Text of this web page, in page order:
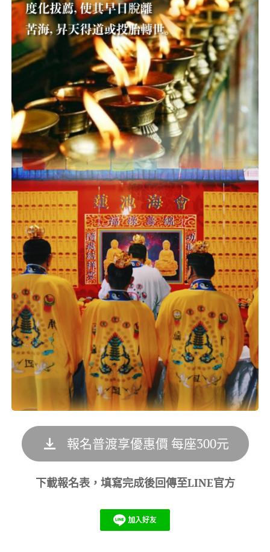
報名普渡享優惠價 每座300元
下載報名表，填寫完成後回傳至LINE官方